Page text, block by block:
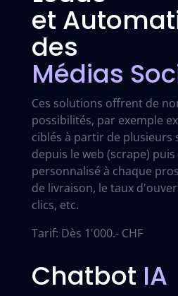
et
des
Médias
Ces solutions offrent de
possibilités, par exemple
ciblés à partir de plusieurs
depuis le web (scrape)
personnalisé à chaque
de livraison, le taux
clics, etc.
Tarif: Dès 1'000.- CHF
Chatbot IA